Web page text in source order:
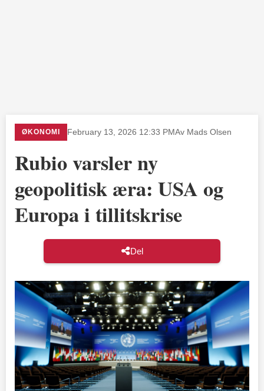
ØKONOMI February 13, 2026 12:33 PMAv Mads Olsen
Rubio varsler ny
geopolitisk æra: USA og
Europa i tillitskrise
Del